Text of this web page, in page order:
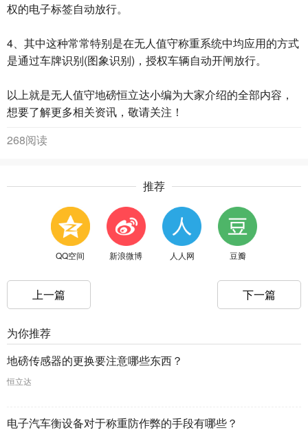
权的电子标签自动放行。
4、其中这种常常特别是在无人值守称重系统中均应用的方式
是通过车牌识别(图象识别)，授权车辆自动开闸放行。
以上就是无人值守地磅恒立达小编为大家介绍的全部内容，
想要了解更多相关资讯，敬请关注！
268阅读
推荐
QQ空间 新浪微博 人人网 豆瓣
上一篇 下一篇
为你推荐
地磅传感器的更换要注意哪些东西？
恒立达
电子汽车衡设备对于称重防作弊的手段有哪些？